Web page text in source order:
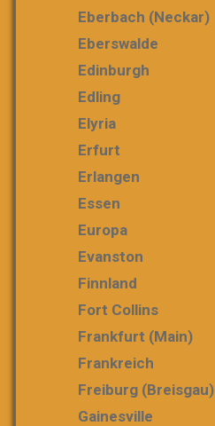
Eberbach (Neckar)
Eberswalde
Edinburgh
Edling
Elyria
Erfurt
Erlangen
Essen
Europa
Evanston
Finnland
Fort Collins
Frankfurt (Main)
Frankreich
Freiburg (Breisgau)
Gainesville